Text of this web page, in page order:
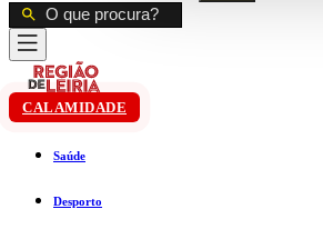
CALAMIDADE
Saúde
Desporto